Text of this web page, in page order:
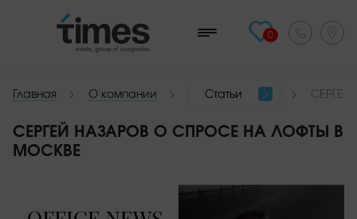
0
Главная О компании Статьи
СЕРГЕЙ НАЗАРОВ О СПРОСЕ НА ЛОФТЫ В
МОСКВЕ